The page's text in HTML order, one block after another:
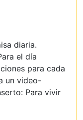
diaria.
el día
para cada
un video-
Para vivir